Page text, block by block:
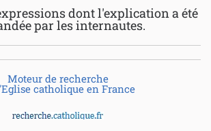
dont l'explication a été
par les internautes.
Moteur de recherche
catholique en France